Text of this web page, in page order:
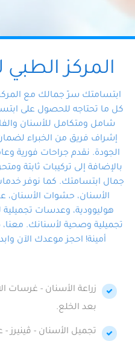
المركز الطبي
ابتسامتك سرّ جمالك مع المركز
كل ما تحتاجه للحصول على
شامل ومتكامل للأسنان
إشراف فريق من الخبراء لضمان
الجودة. نقدم جراحات فورية
بالإضافة إلى تركيبات ثابتة
جمال ابتسامتك. كما نوفر
الأسنان، حشوات الأسنان،
هوليوودية، وعدسات
تجميلية وصحية لأسنانك.
أمينة! احجز موعدك الآن
زراعة الأسنان - غرسات
بعد الخلع.
تجميل الأسنان -